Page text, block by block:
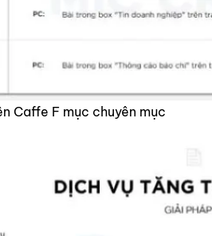
Caffe F mục chuyên mục